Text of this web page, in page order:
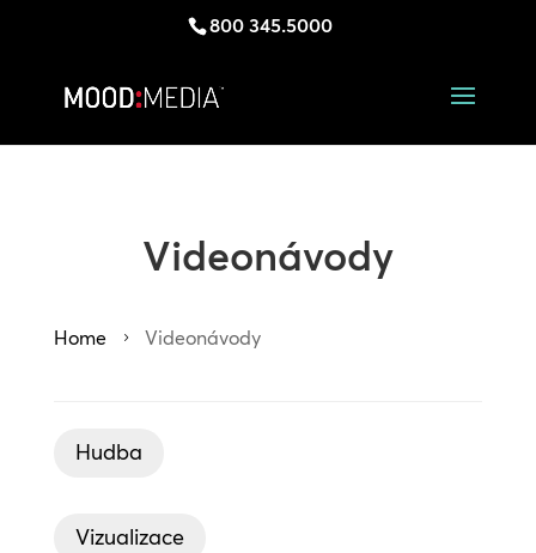
800 345.5000
Videonávody
Home 5 Videonávody
Hudba
Vizualizace